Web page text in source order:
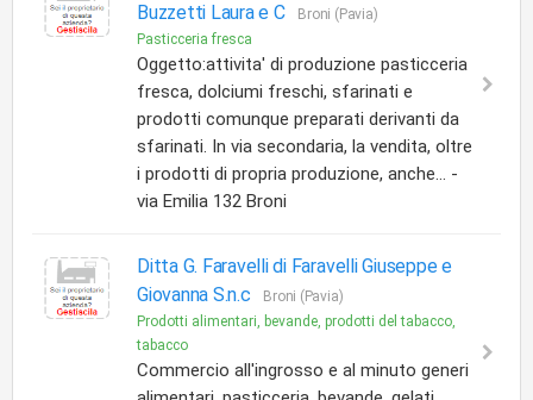
Buzzetti Laura e C
Broni (Pavia)
Pasticceria fresca
Oggetto:attivita' di produzione pasticceria
fresca, dolciumi freschi, sfarinati e
prodotti comunque preparati derivanti da
sfarinati. In via secondaria, la vendita, oltre
i prodotti di propria produzione, anche... -
via Emilia 132 Broni
Ditta G. Faravelli di Faravelli Giuseppe e
Giovanna S.n.c
Broni (Pavia)
Prodotti alimentari, bevande, prodotti del tabacco,
tabacco
Commercio all'ingrosso e al minuto generi